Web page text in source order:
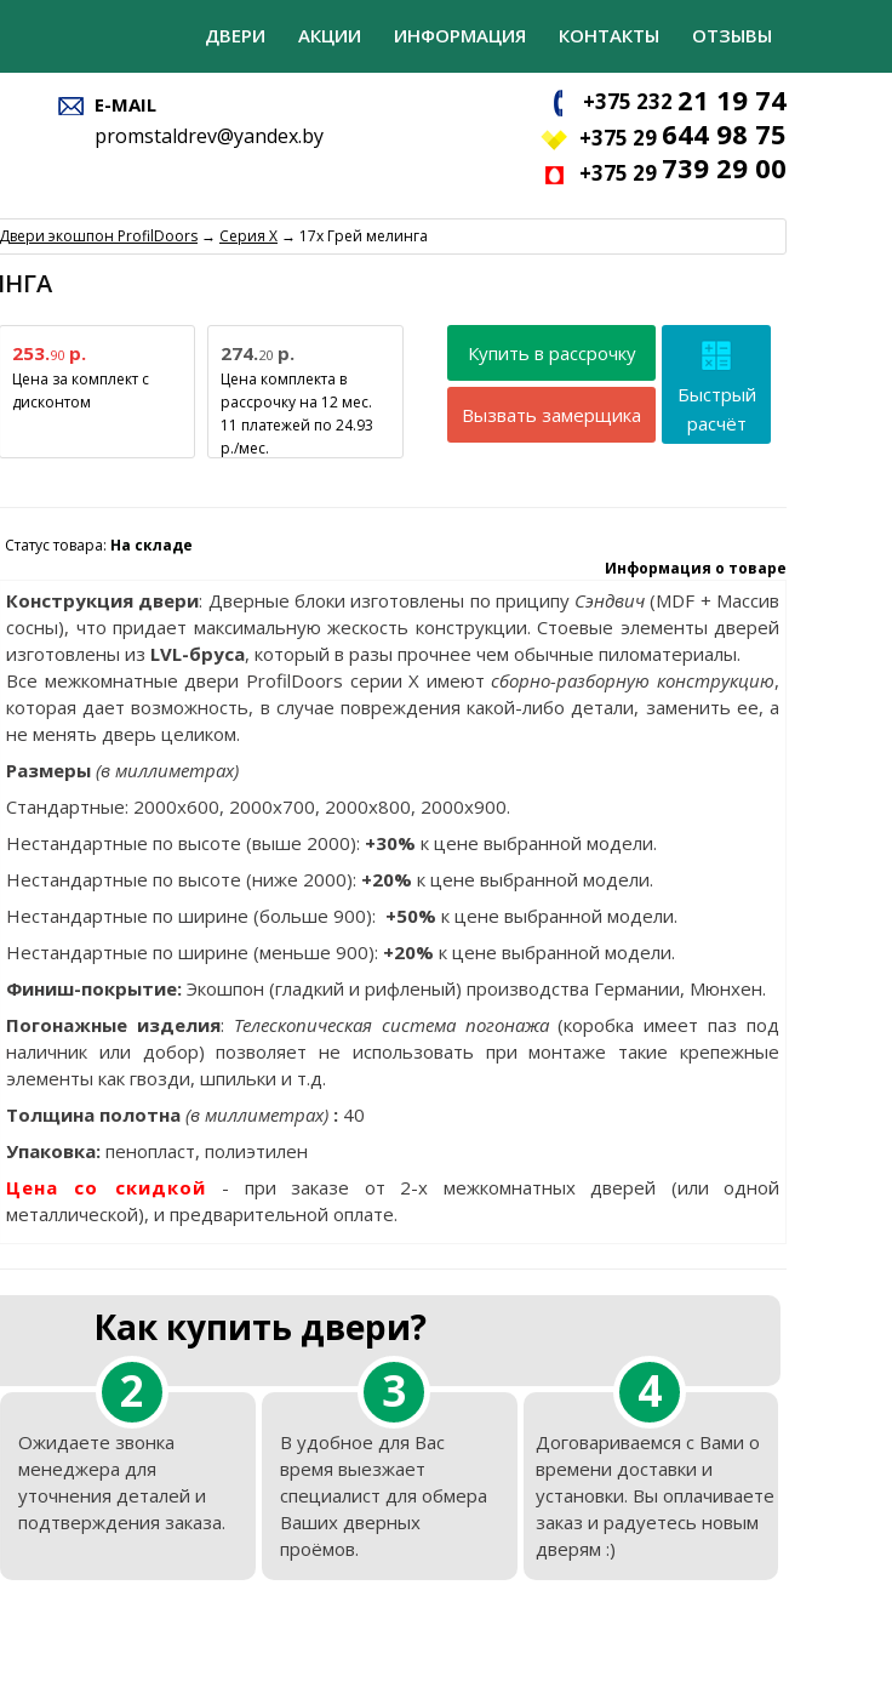
ДВЕРИ АКЦИИ ИНФОРМАЦИЯ КОНТАКТЫ ОТЗЫВЫ
E-MAIL
promstaldrev@yandex.by
+375 232 21 19 74
+375 29 644 98 75
+375 29 739 29 00
Двери экошпон ProfilDoors → Серия X → 17x Грей мелинга
253.90 р.
Цена за комплект с
дисконтом
274.20 р.
Цена комплекта в
рассрочку на 12 мес.
11 платежей по 24.93
р./мес.
Купить в рассрочку
Вызвать замерщика
Быстрый
расчёт
Статус товара: На складе
Информация о товаре
Конструкция двери: Дверные блоки изготовлены по приципу Сэндвич (MDF + Массив
сосны), что придает максимальную жескость конструкции. Стоевые элементы дверей
изготовлены из LVL-бруса, который в разы прочнее чем обычные пиломатериалы.
Все межкомнатные двери ProfilDoors серии X имеютсборно-разборную конструкцию,
которая дает возможность, в случае повреждения какой-либо детали, заменить ее, а
не менять дверь целиком.
Размеры (в миллиметрах)
Стандартные: 2000х600, 2000x700, 2000x800, 2000x900.
Нестандартные по высоте (выше 2000): +30% к цене выбранной модели.
Нестандартные по высоте (ниже 2000): +20% к цене выбранной модели.
Нестандартные по ширине (больше 900): +50% к цене выбранной модели.
Нестандартные по ширине (меньше 900): +20% к цене выбранной модели.
Финиш-покрытие: Экошпон (гладкий и рифленый) производства Германии, Мюнхен.
Погонажные изделия: Телескопическая система погонажа(коробка имеет паз под
наличник или добор) позволяет не использовать при монтаже такие крепежные
элементы как гвозди, шпильки и т.д.
Толщина полотна (в миллиметрах) : 40
Упаковка: пенопласт, полиэтилен
Цена со скидкой - при заказе от 2-х межкомнатных дверей (или одной
металлической), и предварительной оплате.
Как купить двери?
2
Ожидаете звонка
менеджера для
уточнения деталей и
подтверждения заказа.
3
В удобное для Вас
время выезжает
специалист для обмера
Ваших дверных
проёмов.
4
Договариваемся с Вами о
времени доставки и
установки. Вы оплачиваете
заказ и радуетесь новым
дверям :)